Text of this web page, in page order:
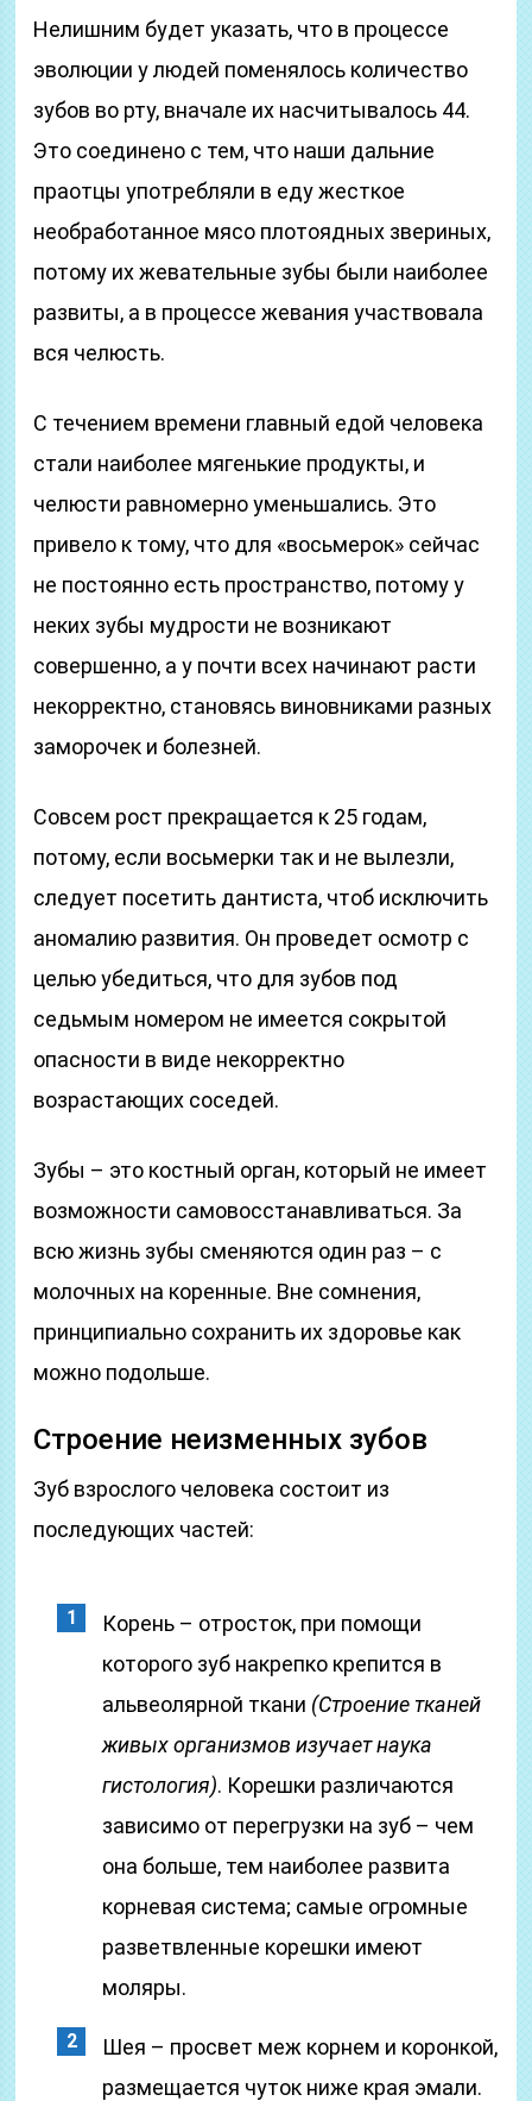
Нелишним будет указать, что в процессе
эволюции у людей поменялось количество
зубов во рту, вначале их насчитывалось 44.
Это соединено с тем, что наши дальние
праотцы употребляли в еду жесткое
необработанное мясо плотоядных звериных,
потому их жевательные зубы были наиболее
развиты, а в процессе жевания участвовала
вся челюсть.
С течением времени главный едой человека
стали наиболее мягенькие продукты, и
челюсти равномерно уменьшались. Это
привело к тому, что для «восьмерок» сейчас
не постоянно есть пространство, потому у
неких зубы мудрости не возникают
совершенно, а у почти всех начинают расти
некорректно, становясь виновниками разных
заморочек и болезней.
Совсем рост прекращается к 25 годам,
потому, если восьмерки так и не вылезли,
следует посетить дантиста, чтоб исключить
аномалию развития. Он проведет осмотр с
целью убедиться, что для зубов под
седьмым номером не имеется сокрытой
опасности в виде некорректно
возрастающих соседей.
Зубы – это костный орган, который не имеет
возможности самовосстанавливаться. За
всю жизнь зубы сменяются один раз – с
молочных на коренные. Вне сомнения,
принципиально сохранить их здоровье как
можно подольше.
Строение неизменных зубов
Зуб взрослого человека состоит из
последующих частей:
Корень – отросток, при помощи
которого зуб накрепко крепится в
альвеолярной ткани (Строение тканей
живых организмов изучает наука
гистология). Корешки различаются
зависимо от перегрузки на зуб – чем
она больше, тем наиболее развита
корневая система; самые огромные
разветвленные корешки имеют
моляры.
Шея – просвет меж корнем и коронкой,
размещается чуток ниже края эмали.